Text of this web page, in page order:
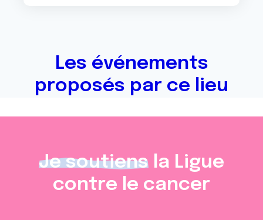
Les événements
proposés par ce lieu
Je soutiens la Ligue
contre le cancer